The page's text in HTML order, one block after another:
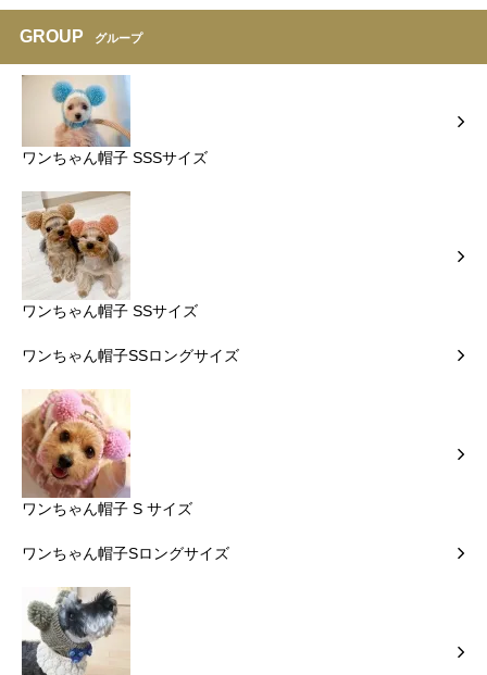
GROUP グループ
ワンちゃん帽子 SSSサイズ
ワンちゃん帽子 SSサイズ
ワンちゃん帽子SSロングサイズ
ワンちゃん帽子 S サイズ
ワンちゃん帽子Sロングサイズ